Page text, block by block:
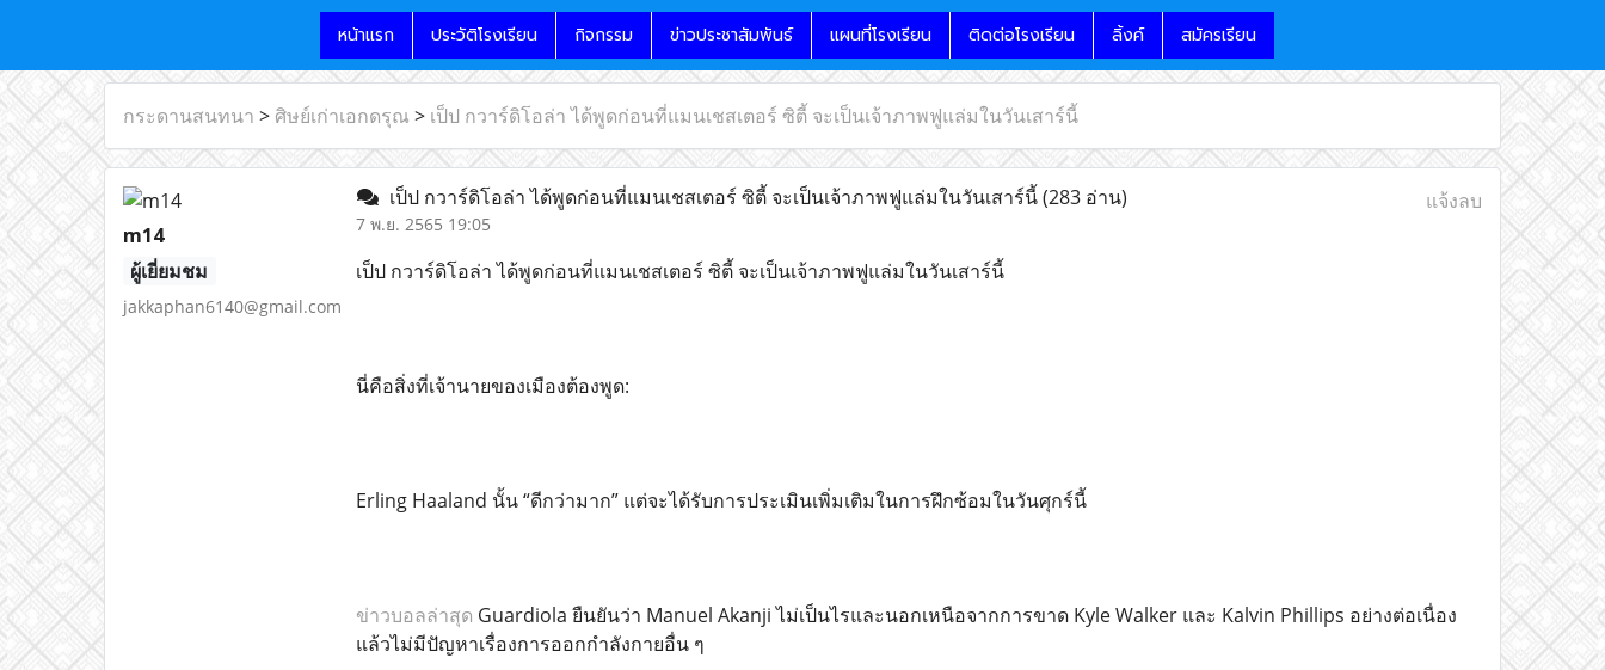
หน้าแรก ประวัติโรงเรียน กิจกรรม ข่าวประชาสัมพันธ์ แผนที่โรงเรียน ติดต่อโรงเรียน ลิ้งค์ สมัครเรียน
กระดานสนทนา > ศิษย์เก่าเอกดรุณ > เป็ป กวาร์ดิโอล่า ได้พูดก่อนที่แมนเชสเตอร์ ซิตี้ จะเป็นเจ้าภาพฟูแล่มในวันเสาร์นี้
m14
ผู้เยี่ยมชม
jakkaphan6140@gmail.com
เป็ป กวาร์ดิโอล่า ได้พูดก่อนที่แมนเชสเตอร์ ซิตี้ จะเป็นเจ้าภาพฟูแล่มในวันเสาร์นี้(283 อ่าน)
7 พ.ย. 2565 19:05
แจ้งลบ
เป็ป กวาร์ดิโอล่า ได้พูดก่อนที่แมนเชสเตอร์ ซิตี้ จะเป็นเจ้าภาพฟูแล่มในวันเสาร์นี้
นี่คือสิ่งที่เจ้านายของเมืองต้องพูด:
Erling Haaland นั้น “ดีกว่ามาก” แต่จะได้รับการประเมินเพิ่มเติมในการฝึกซ้อมในวันศุกร์นี้
ข่าวบอลล่าสุด Guardiola ยืนยันว่า Manuel Akanji ไม่เป็นไรและนอกเหนือจากการขาด Kyle Walker และ Kalvin Phillips อย่างต่อเนื่อง
แล้วไม่มีปัญหาเรื่องการออกกำลังกายอื่น ๆ